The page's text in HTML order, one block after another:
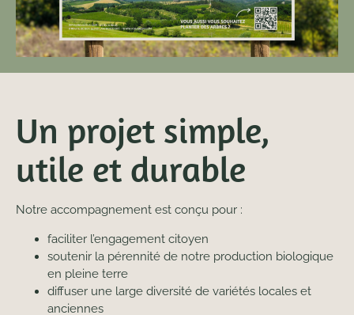
Un projet simple,
utile et durable
Notre accompagnement est conçu pour :
faciliter l’engagement citoyen
soutenir la pérennité de notre production biologique
en pleine terre
diffuser une large diversité de variétés locales et
anciennes